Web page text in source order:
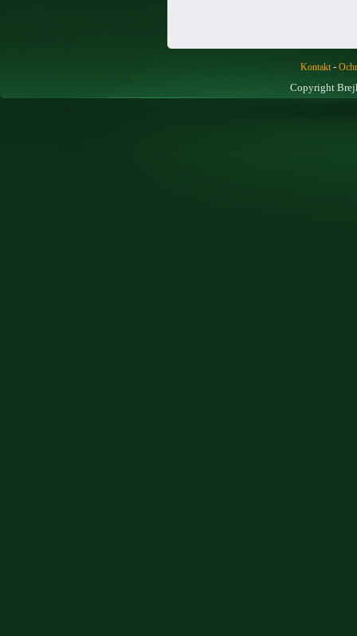
Kontakt-
Copyright